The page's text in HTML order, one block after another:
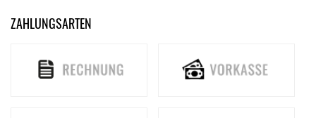
ZAHLUNGSARTEN